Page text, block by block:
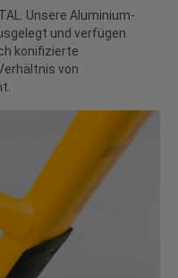
Unsere Aluminium-
und verfügen
konifizierte
von